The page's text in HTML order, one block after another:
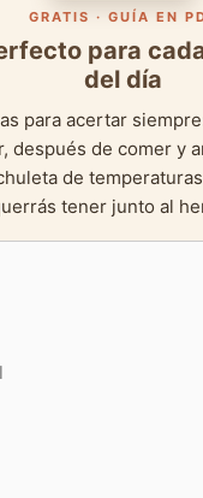
GRATIS · GUÍA EN
para
del día
para acertar
después de comer y
de
tener junto al